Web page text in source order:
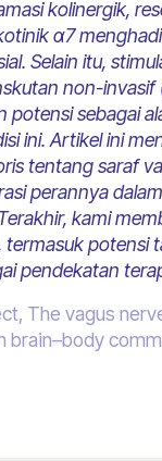
kolinergik,
α7
Selain itu,
non-invasif
potensi sebagai
ini. Artikel ini
tentang saraf
perannya
kami
termasuk potensi
pendekatan
The vagus
brain–body